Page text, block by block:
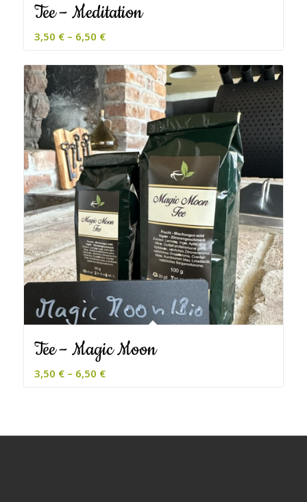
Tee – Meditation
3,50 €– 6,50 €
Tee – Magic Moon
3,50 €– 6,50 €